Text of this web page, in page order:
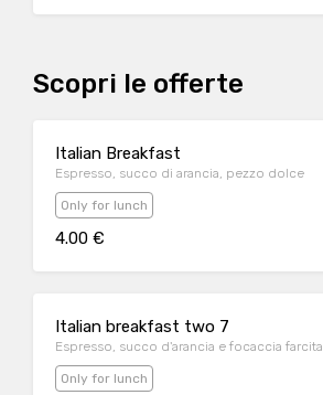
Scopri le offerte
Italian Breakfast
Espresso, succo di arancia, pezzo dolce
Only for lunch
4.00 €
Italian breakfast two 7
Espresso, succo d'arancia e focaccia farcita
Only for lunch